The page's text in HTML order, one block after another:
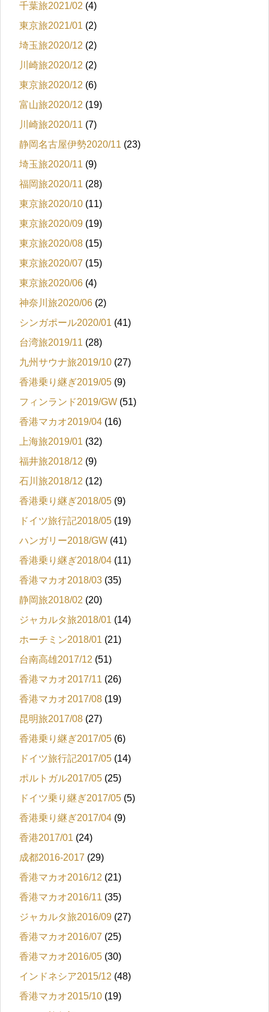
千葉旅2021/02 (4)
東京旅2021/01 (2)
埼玉旅2020/12 (2)
川崎旅2020/12 (2)
東京旅2020/12 (6)
富山旅2020/12 (19)
川崎旅2020/11 (7)
静岡名古屋伊勢2020/11 (23)
埼玉旅2020/11 (9)
福岡旅2020/11 (28)
東京旅2020/10 (11)
東京旅2020/09 (19)
東京旅2020/08 (15)
東京旅2020/07 (15)
東京旅2020/06 (4)
神奈川旅2020/06 (2)
シンガポール2020/01 (41)
台湾旅2019/11 (28)
九州サウナ旅2019/10 (27)
香港乗り継ぎ2019/05 (9)
フィンランド2019/GW (51)
香港マカオ2019/04 (16)
上海旅2019/01 (32)
福井旅2018/12 (9)
石川旅2018/12 (12)
香港乗り継ぎ2018/05 (9)
ドイツ旅行記2018/05 (19)
ハンガリー2018/GW (41)
香港乗り継ぎ2018/04 (11)
香港マカオ2018/03 (35)
静岡旅2018/02 (20)
ジャカルタ旅2018/01 (14)
ホーチミン2018/01 (21)
台南高雄2017/12 (51)
香港マカオ2017/11 (26)
香港マカオ2017/08 (19)
昆明旅2017/08 (27)
香港乗り継ぎ2017/05 (6)
ドイツ旅行記2017/05 (14)
ポルトガル2017/05 (25)
ドイツ乗り継ぎ2017/05 (5)
香港乗り継ぎ2017/04 (9)
香港2017/01 (24)
成都2016-2017 (29)
香港マカオ2016/12 (21)
香港マカオ2016/11 (35)
ジャカルタ旅2016/09 (27)
香港マカオ2016/07 (25)
香港マカオ2016/05 (30)
インドネシア2015/12 (48)
香港マカオ2015/10 (19)